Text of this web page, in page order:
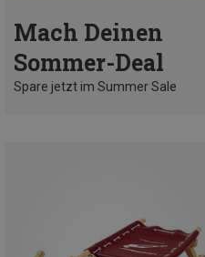
Mach Deinen
Sommer-Deal
Spare jetzt im Summer Sale